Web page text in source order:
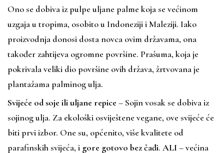
Ono se dobiva iz pulpe uljane palme koja se većinom
uzgaja u tropima, osobito u Indoneziji i Maleziji. Iako
proizvodnja donosi dosta novca ovim državama, ona
također zahtijeva ogromne površine. Prašuma, koja je
pokrivala veliki dio površine ovih država, žrtvovana je
plantažama palminog ulja.
Svijeće od soje ili uljane repice– Sojin vosak se dobiva iz
sojinog ulja. Za ekološki osviještene vegane, ove svijeće će
biti prvi izbor. One su, općenito, više kvalitete od
parafinskih svijeća, i gore gotovo bez čađi. ALI – većina